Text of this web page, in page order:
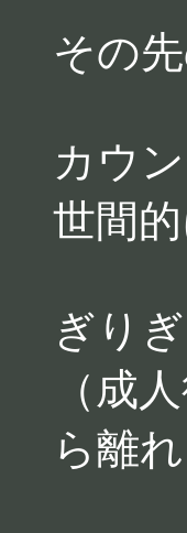
その
カウ
世間
ぎり
（成
ら離れ